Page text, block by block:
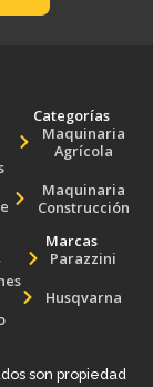
Categorías
Maquinaria
Agrícola
Maquinaria
Construcción
Marcas
Parazzini
Husqvarna
son propiedad